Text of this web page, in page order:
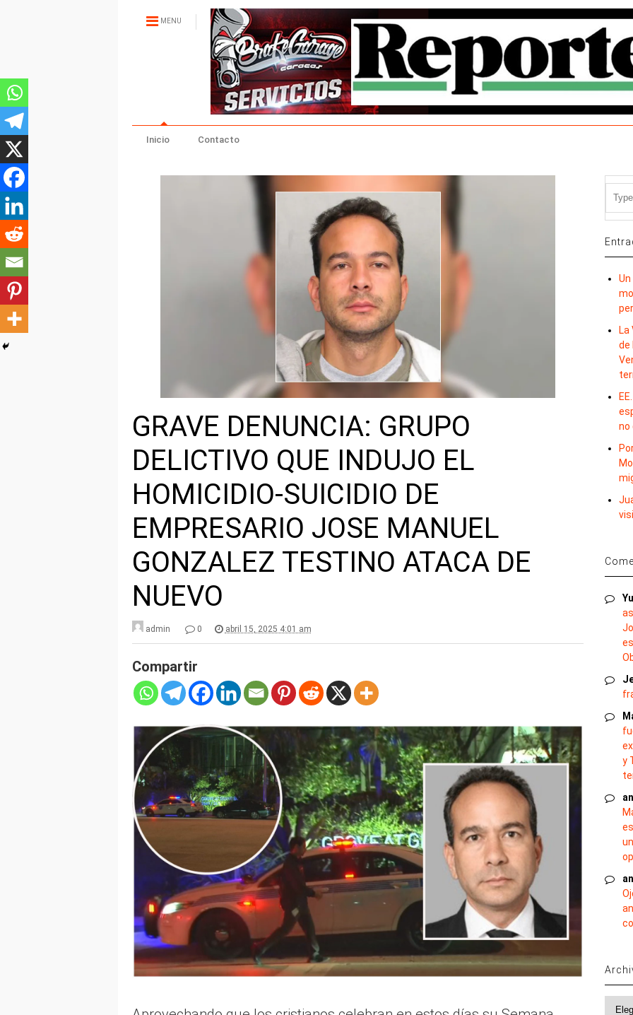
MENU
Inicio Contacto
GRAVE DENUNCIA: GRUPO
DELICTIVO QUE INDUJO EL
HOMICIDIO-SUICIDIO DE
EMPRESARIO JOSE MANUEL
GONZALEZ TESTINO ATACA DE
NUEVO
admin 0 abril 15, 2025 4:01 am
Compartir
La
de
no
y